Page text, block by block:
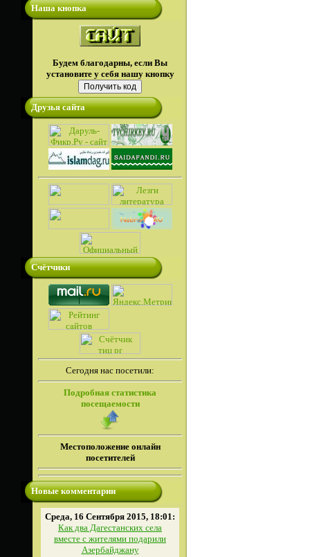
Наша кнопка
Будем благодарны, если Вы
установите у себя нашу кнопку
Друзья сайта
Счётчики
Сегодня нас посетили:
Подробная статистика
посещаемости
Местоположение онлайн
посетителей
Новые комментарии
Среда, 16 Сентября 2015, 18:01:
Как два Дагестанских села
вместе с жителями подарили
Азербайджану